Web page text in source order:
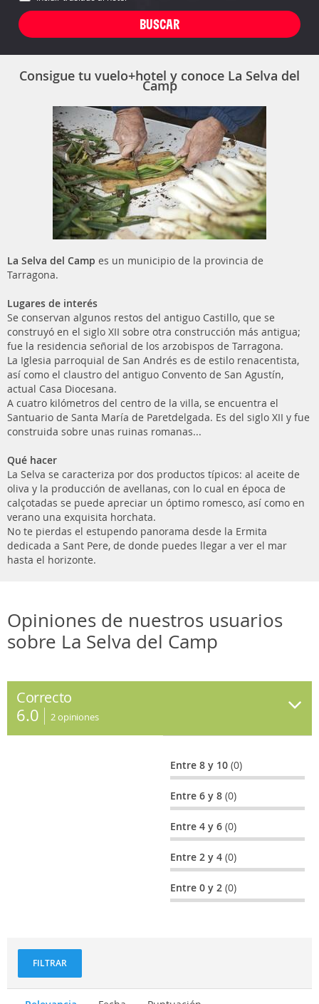
Consigue tu vuelo+hotel y conoce La Selva del
Camp
La Selva del Camp es un municipio de la provincia de
Tarragona.
Lugares de interés
Se conservan algunos restos del antiguo Castillo, que se
construyó en el siglo XII sobre otra construcción más antigua;
fue la residencia señorial de los arzobispos de Tarragona.
La Iglesia parroquial de San Andrés es de estilo renacentista,
así como el claustro del antiguo Convento de San Agustín,
actual Casa Diocesana.
A cuatro kilómetros del centro de la villa, se encuentra el
Santuario de Santa María de Paretdelgada. Es del siglo XII y fue
construida sobre unas ruinas romanas...
Qué hacer
La Selva se caracteriza por dos productos típicos: al aceite de
oliva y la producción de avellanas, con lo cual en época de
calçotadas se puede apreciar un óptimo romesco, así como en
verano una exquisita horchata.
No te pierdas el estupendo panorama desde la Ermita
dedicada a Sant Pere, de donde puedes llegar a ver el mar
hasta el horizonte.
Opiniones de nuestros usuarios
sobre La Selva del Camp
Correcto
6.0 2opiniones
Entre 8 y 10(0)
Entre 6 y 8(0)
Entre 4 y 6(0)
Entre 2 y 4(0)
Entre 0 y 2(0)
FILTRAR